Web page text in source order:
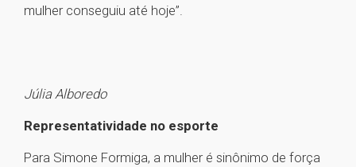
mulher conseguiu até hoje”.
Júlia Alboredo
Representatividade no esporte
Para Simone Formiga, a mulher é sinônimo de força